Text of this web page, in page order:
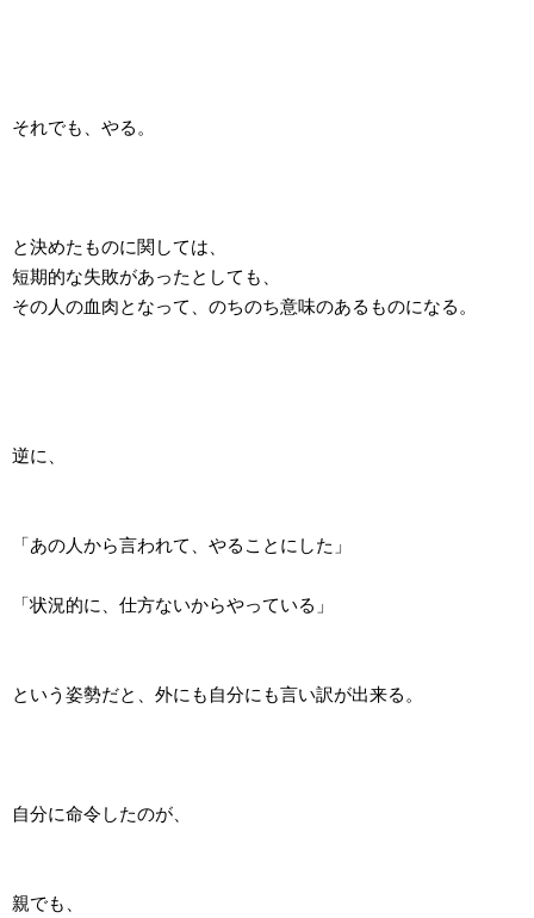
それでも、やる。
と決めたものに関しては、
短期的な失敗があったとしても、
その人の血肉となって、のちのち意味のあるものになる。
逆に、
「あの人から言われて、やることにした」
「状況的に、仕方ないからやっている」
という姿勢だと、外にも自分にも言い訳が出来る。
自分に命令したのが、
親でも、